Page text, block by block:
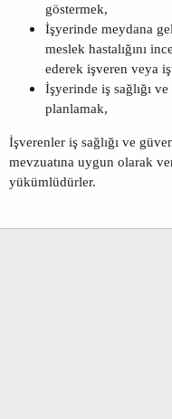
göstermek,
İşyerinde meydana
meslek hastalığını
ederek işveren veya
İşyerinde iş sağlığı
planlamak,
İşverenler iş sağlığı ve
mevzuatına uygun olarak
yükümlüdürler.